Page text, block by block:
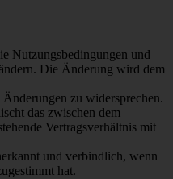
Nutzungsbedingungen und
Die Änderung wird dem
zu widersprechen.
das zwischen dem
Vertragsverhältnis mit
und verbindlich, wenn
hat.